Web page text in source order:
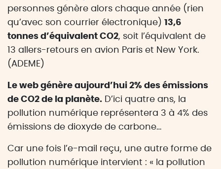
personnes génère alors chaque année (rien
qu’avec son courrier électronique) 13,6
tonnes d’équivalent CO2, soit l’équivalent de
13 allers-retours en avion Paris et New York.
(ADEME)
Le web génère aujourd’hui 2% des émissions
de CO2 de la planète. D’ici quatre ans, la
pollution numérique représentera 3 à 4% des
émissions de dioxyde de carbone…
Car une fois l’e-mail reçu, une autre forme de
pollution numérique intervient : « la pollution